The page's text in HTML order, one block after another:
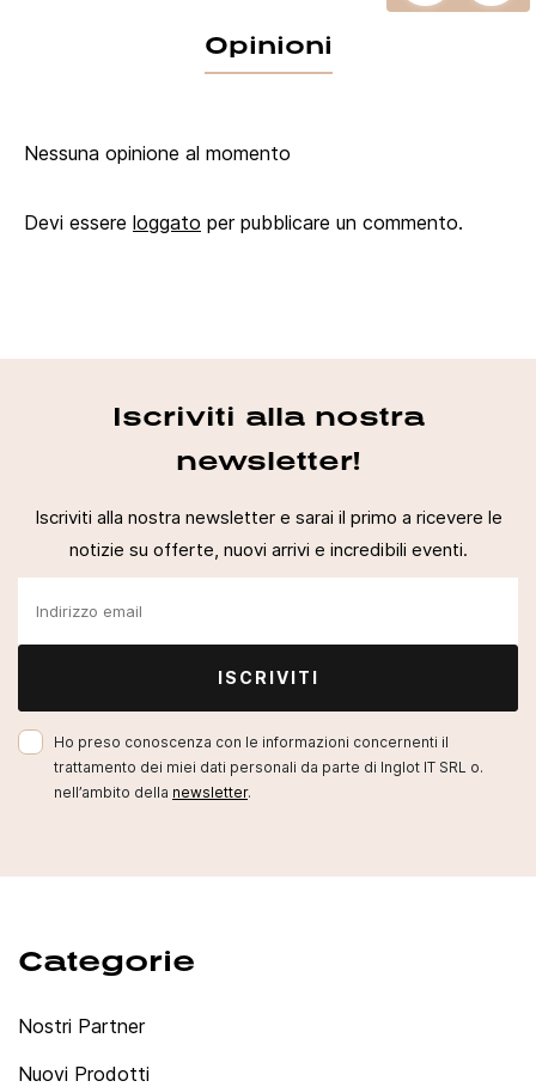
Opinioni
Nessuna opinione al momento
Devi essere loggato per pubblicare un commento.
Iscriviti alla nostra
newsletter!
Iscriviti alla nostra newsletter e sarai il primo a ricevere le
notizie su offerte, nuovi arrivi e incredibili eventi.
ISCRIVITI
Ho preso conoscenza con le informazioni concernenti il
trattamento dei miei dati personali da parte di Inglot IT SRL o.
nell’ambito della newsletter.
Categorie
Nostri Partner
Nuovi Prodotti